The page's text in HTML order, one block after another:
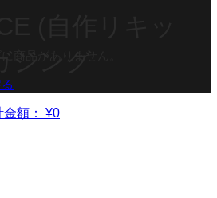
金額： ¥0
(自作リキッ
ジング